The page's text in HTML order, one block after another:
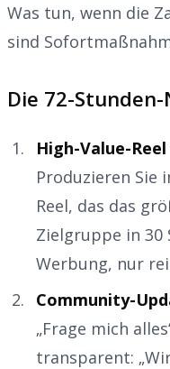
Was tun, wenn die
sind
Die 72-
High-Value-
Produzieren Sie
Reel, das das
Zielgruppe in 30
Werbung, nur
Community-
„Frage mich
transparent: